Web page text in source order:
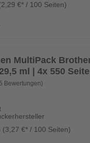
€* / 100 Seiten)
MultiPack
ml | 4x 550
Bewertungen)
(3,27 €* / 100 Seiten)